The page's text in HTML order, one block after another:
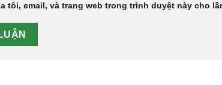
tôi, email, và trang web trong trình duyệt này cho